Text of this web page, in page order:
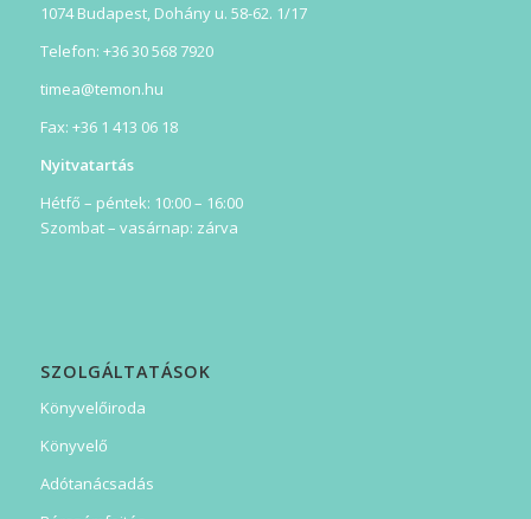
1074 Budapest, Dohány u. 58-62. 1/17
Telefon: +36 30 568 7920
timea@temon.hu
Fax: +36 1 413 06 18
Nyitvatartás
Hétfő – péntek: 10:00 – 16:00
Szombat – vasárnap: zárva
SZOLGÁLTATÁSOK
Könyvelőiroda
Könyvelő
Adótanácsadás